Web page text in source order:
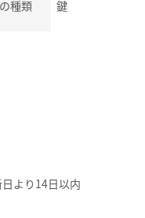
種類 鍵
より14日以内